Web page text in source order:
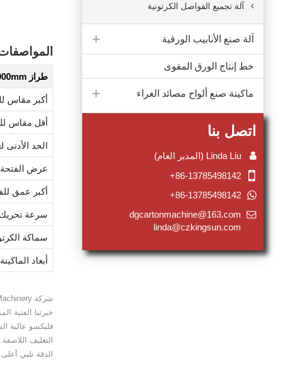
طراز 1000mm
أكبر مقاس
أقل مقاس
الحد
عرض
أكبر عمق
سرعة تحريك
سماكة
أبعاد
خبرتنا الفنية
فليكسو عالية
الدقة تلبي
آلة تجميع الفواصل الكرتونية
آلة صنع الأنابيب الورقية
خط إنتاج الورق المقوى
ماكينة صنع ألواح مصائد الغراء
اتصل بنا
Linda Liu (المدير العام)
+86-13785498142
+86-13785498142
dgcartonmachine@163.com
linda@czkingsun.com